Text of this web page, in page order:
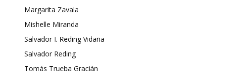
Margarita Zavala
Mishelle Miranda
Salvador I. Reding Vidaña
Salvador Reding
Tomás Trueba Gracián